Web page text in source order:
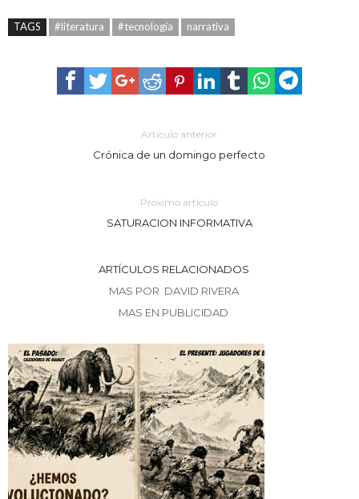
TAGS #literatura #tecnología narrativa
Artículo anterior
Crónica de un domingo perfecto
Próximo artículo
SATURACION INFORMATIVA
ARTÍCULOS RELACIONADOS
MAS POR DAVID RIVERA
MAS EN PUBLICIDAD